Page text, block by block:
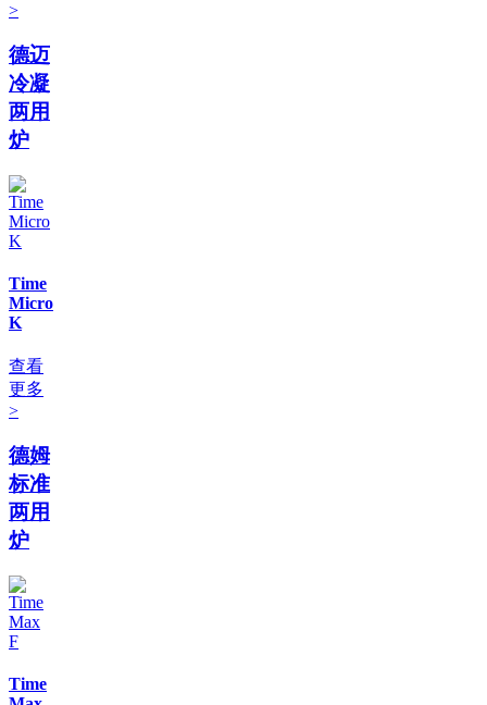
>
德迈
冷凝
两用
炉
Time
Micro
K
查看
更多
>
德姆
标准
两用
炉
Time